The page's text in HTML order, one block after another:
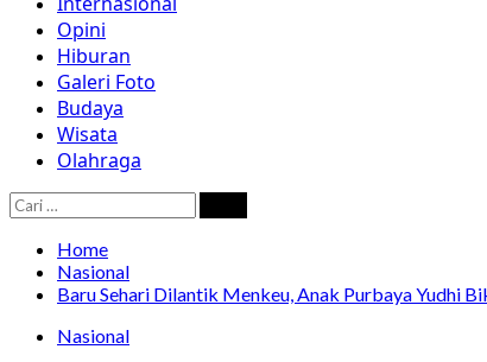
Opini
Hiburan
Galeri Foto
Budaya
Wisata
Olahraga
Cari
untuk:
Home
Nasional
Baru Sehari Dilantik Menkeu, Anak Purbaya Yudhi
Nasional